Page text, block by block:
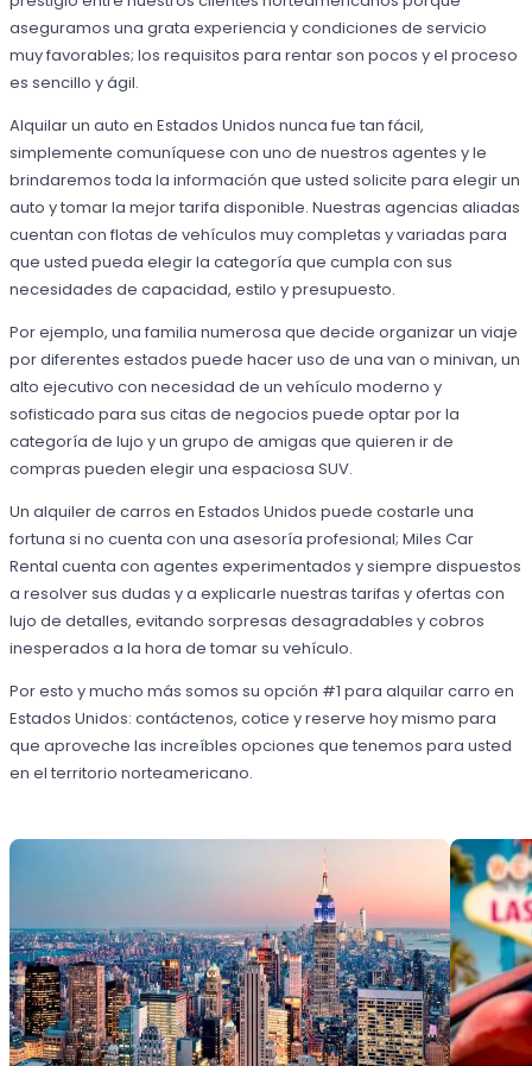
aseguramos una grata experiencia y condiciones de servicio
muy favorables; los requisitos para rentar son pocos y el proceso
es sencillo y ágil.
Alquilar un auto en Estados Unidos nunca fue tan fácil,
simplemente comuníquese con uno de nuestros agentes y le
brindaremos toda la información que usted solicite para elegir un
auto y tomar la mejor tarifa disponible. Nuestras agencias aliadas
cuentan con flotas de vehículos muy completas y variadas para
que usted pueda elegir la categoría que cumpla con sus
necesidades de capacidad, estilo y presupuesto.
Por ejemplo, una familia numerosa que decide organizar un viaje
por diferentes estados puede hacer uso de una van o minivan, un
alto ejecutivo con necesidad de un vehículo moderno y
sofisticado para sus citas de negocios puede optar por la
categoría de lujo y un grupo de amigas que quieren ir de
compras pueden elegir una espaciosa SUV.
Un alquiler de carros en Estados Unidos puede costarle una
fortuna si no cuenta con una asesoría profesional; Miles Car
Rental cuenta con agentes experimentados y siempre dispuestos
a resolver sus dudas y a explicarle nuestras tarifas y ofertas con
lujo de detalles, evitando sorpresas desagradables y cobros
inesperados a la hora de tomar su vehículo.
Por esto y mucho más somos su opción #1 para alquilar carro en
Estados Unidos: contáctenos, cotice y reserve hoy mismo para
que aproveche las increíbles opciones que tenemos para usted
en el territorio norteamericano.